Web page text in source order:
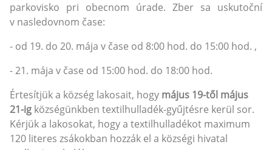
parkovisko pri obecnom úrade. Zber sa uskutoční
v nasledovnom čase:
- od 19. do 20. mája v čase od 8:00 hod. do 15:00 hod. ,
- 21. mája v čase od 15:00 hod. do 18:00 hod.
Értesítjük a község lakosait, hogy május 19-től május
21-ig községünkben textilhulladék-gyűjtésre kerül sor.
Kérjük a lakosokat, hogy a textilhulladékot maximum
120 literes zsákokban hozzák el a községi hivatal